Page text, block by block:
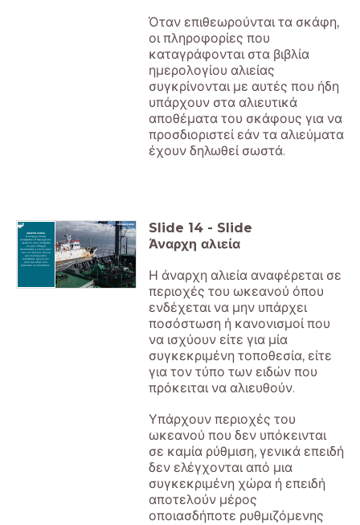
Όταν επιθεωρούνται τα σκάφη,
οι πληροφορίες που
καταγράφονται στα βιβλία
ημερολογίου αλιείας
συγκρίνονται με αυτές που ήδη
υπάρχουν στα αλιευτικά
αποθέματα του σκάφους για να
προσδιοριστεί εάν τα αλιεύματα
έχουν δηλωθεί σωστά.
ΑΝΑΡΧΗ ΑΛΙΕΙΑ
Η άναρχη αλιεία
αναφέρεται σε περιοχές του
ωκεανού όπου ενδέχεται
να μην υπάρχει
ποσόστωση ή κανονισμοί
που να ισχύουν είτε για
μία συγκεκριμένη
τοποθεσία, είτε για τον
τύπο των ειδών που
πρόκειται να αλιευθούν.
Slide 14 - Slide
Άναρχη αλιεία
Η άναρχη αλιεία αναφέρεται σε
περιοχές του ωκεανού όπου
ενδέχεται να μην υπάρχει
ποσόστωση ή κανονισμοί που
να ισχύουν είτε για μία
συγκεκριμένη τοποθεσία, είτε
για τον τύπο των ειδών που
πρόκειται να αλιευθούν.
Υπάρχουν περιοχές του
ωκεανού που δεν υπόκεινται
σε καμία ρύθμιση, γενικά επειδή
δεν ελέγχονται από μια
συγκεκριμένη χώρα ή επειδή
αποτελούν μέρος
οποιασδήποτε ρυθμιζόμενης